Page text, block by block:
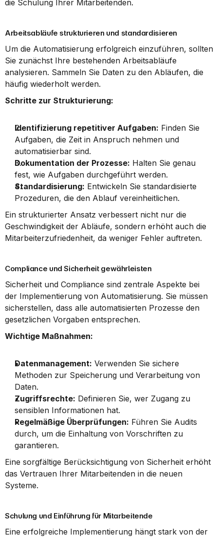
die Schulung Ihrer Mitarbeitenden.
Arbeitsabläufe strukturieren und standardisieren
Um die Automatisierung erfolgreich einzuführen, sollten
Sie zunächst Ihre bestehenden Arbeitsabläufe
analysieren. Sammeln Sie Daten zu den Abläufen, die
häufig wiederholt werden.
Schritte zur Strukturierung:
Identifizierung repetitiver Aufgaben: Finden Sie
Aufgaben, die Zeit in Anspruch nehmen und
automatisierbar sind.
Dokumentation der Prozesse: Halten Sie genau
fest, wie Aufgaben durchgeführt werden.
Standardisierung: Entwickeln Sie standardisierte
Prozeduren, die den Ablauf vereinheitlichen.
Ein strukturierter Ansatz verbessert nicht nur die
Geschwindigkeit der Abläufe, sondern erhöht auch die
Mitarbeiterzufriedenheit, da weniger Fehler auftreten.
Compliance und Sicherheit gewährleisten
Sicherheit und Compliance sind zentrale Aspekte bei
der Implementierung von Automatisierung. Sie müssen
sicherstellen, dass alle automatisierten Prozesse den
gesetzlichen Vorgaben entsprechen.
Wichtige Maßnahmen:
Datenmanagement: Verwenden Sie sichere
Methoden zur Speicherung und Verarbeitung von
Daten.
Zugriffsrechte: Definieren Sie, wer Zugang zu
sensiblen Informationen hat.
Regelmäßige Überprüfungen: Führen Sie Audits
durch, um die Einhaltung von Vorschriften zu
garantieren.
Eine sorgfältige Berücksichtigung von Sicherheit erhöht
das Vertrauen Ihrer Mitarbeitenden in die neuen
Systeme.
Schulung und Einführung für Mitarbeitende
Eine erfolgreiche Implementierung hängt stark von der